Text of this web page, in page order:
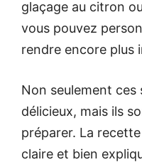
glaçage au citron
vous pouvez
rendre encore plus
Non seulement
délicieux, mais ils
préparer. La
claire et bien